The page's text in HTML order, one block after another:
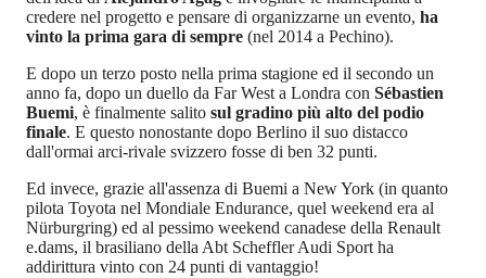
credere nel progetto e pensare di organizzarne un evento, ha
vinto la prima gara di sempre (nel 2014 a Pechino).
E dopo un terzo posto nella prima stagione ed il secondo un
anno fa, dopo un duello da Far West a Londra con Sébastien
Buemi, è finalmente salito sul gradino più alto del podio
finale. E questo nonostante dopo Berlino il suo distacco
dall'ormai arci-rivale svizzero fosse di ben 32 punti.
Ed invece, grazie all'assenza di Buemi a New York (in quanto
pilota Toyota nel Mondiale Endurance, quel weekend era al
Nürburgring) ed al pessimo weekend canadese della Renault
e.dams, il brasiliano della Abt Scheffler Audi Sport ha
addirittura vinto con 24 punti di vantaggio!